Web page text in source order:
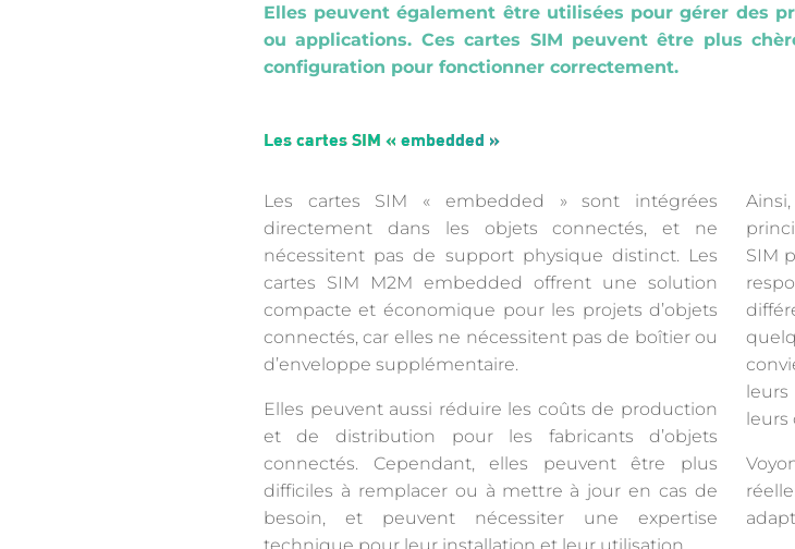
Elles peuvent également être utilisées pour gérer des
ou applications. Ces cartes SIM peuvent être plus
configuration pour fonctionner correctement.
Les cartes SIM « embedded »
Les cartes SIM « embedded » sont intégrées
directement dans les objets connectés, et ne
nécessitent pas de support physique distinct. Les
cartes SIM M2M embedded offrent une solution
compacte et économique pour les projets d’objets
connectés, car elles ne nécessitent pas de boîtier ou
d’enveloppe supplémentaire.
Elles peuvent aussi réduire les coûts de production
et de distribution pour les fabricants d’objets
connectés. Cependant, elles peuvent être plus
difficiles à remplacer ou à mettre à jour en cas de
besoin, et peuvent nécessiter une expertise
SIM